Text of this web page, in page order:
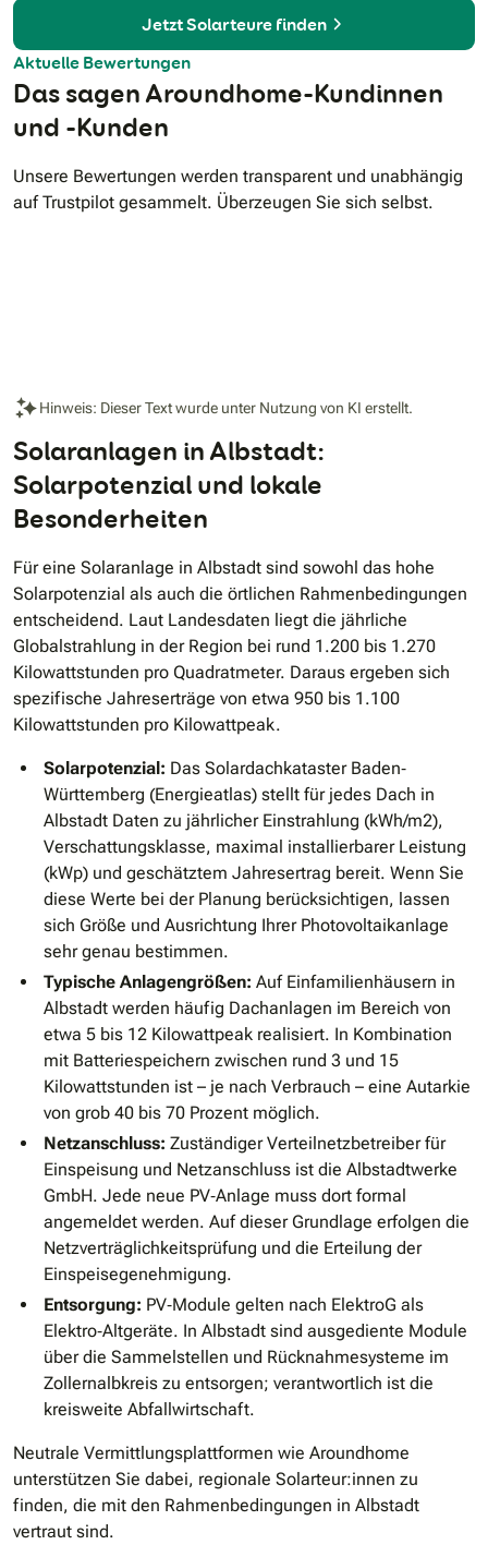
FinanzierungVersicherungLehnen Sie sich einfach zurück
und profitieren Sie vom günstigsten Strom – dank unseres
Ganzjahresenergiesystems EKD365+.
Jetzt Solarteure finden
Aktuelle Bewertungen
Das sagen Aroundhome-Kundinnen
und -Kunden
Unsere Bewertungen werden transparent und unabhängig
auf Trustpilot gesammelt. Überzeugen Sie sich selbst.
Hinweis: Dieser Text wurde unter Nutzung von KI erstellt.
Solaranlagen in Albstadt:
Solarpotenzial und lokale
Besonderheiten
Für eine Solaranlage in Albstadt sind sowohl das hohe
Solar­potenzial als auch die örtlichen Rahmenbedingungen
entscheidend. Laut Landesdaten liegt die jährliche
Globalstrahlung in der Region bei rund 1.200 bis 1.270
Kilowattstunden pro Quadratmeter. Daraus ergeben sich
spezifische Jahreserträge von etwa 950 bis 1.100
Kilowattstunden pro Kilowattpeak.
Solarpotenzial: Das Solardachkataster Baden‐
Württemberg (Energieatlas) stellt für jedes Dach in
Albstadt Daten zu jährlicher Einstrahlung (kWh/m2),
Verschattungsklasse, maximal installierbarer Leistung
(kWp) und geschätztem Jahresertrag bereit. Wenn Sie
diese Werte bei der Planung berücksichtigen, lassen
sich Größe und Ausrichtung Ihrer Photovoltaikanlage
sehr genau bestimmen.
Typische Anlagengrößen: Auf Einfamilienhäusern in
Albstadt werden häufig Dachanlagen im Bereich von
etwa 5 bis 12 Kilowattpeak realisiert. In Kombination
mit Batteriespeichern zwischen rund 3 und 15
Kilowattstunden ist – je nach Verbrauch – eine Autarkie
von grob 40 bis 70 Prozent möglich.
Netzanschluss: Zuständiger Verteilnetzbetreiber für
Einspeisung und Netzanschluss ist die Albstadtwerke
GmbH. Jede neue PV‐Anlage muss dort formal
angemeldet werden. Auf dieser Grundlage erfolgen die
Netzverträglichkeitsprüfung und die Erteilung der
Einspeisegenehmigung.
Entsorgung: PV‐Module gelten nach ElektroG als
Elektro‐Altgeräte. In Albstadt sind ausgediente Module
über die Sammelstellen und Rücknahmesysteme im
Zollernalbkreis zu entsorgen; verantwortlich ist die
kreisweite Abfallwirtschaft.
Neutrale Vermittlungsplattformen wie Aroundhome
unterstützen Sie dabei, regionale Solarteur:innen zu
finden, die mit den Rahmenbedingungen in Albstadt
vertraut sind.